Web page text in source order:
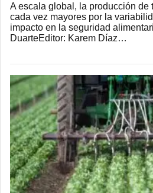
A escala global, la producción de
cada vez mayores por la
impacto en la seguridad
DuarteEditor: Karem Díaz…